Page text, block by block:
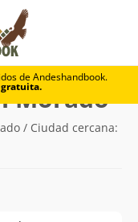
de Andeshandbook.
Morado
/ Ciudad cercana: